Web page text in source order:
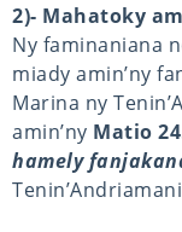
2)- Mahatoky
Ny faminaniana
miady amin’ny
Marina ny
amin’ny Matio
hamely